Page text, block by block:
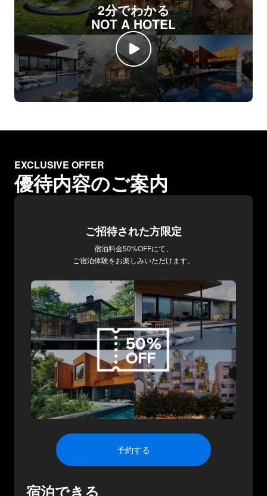
2分でわかる
NOT A HOTEL
EXCLUSIVE OFFER
優待内容のご案内
ご招待された方限定
宿泊料金50%OFFにて、
ご宿泊体験をお楽しみいただけます。
予約する
宿泊できる